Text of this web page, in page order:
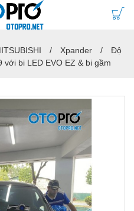
Xpander
Độ
bi LED EVO EZ & bi gầm